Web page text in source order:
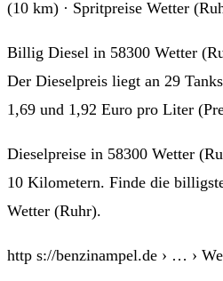
(10 km) · Spritpreise Wetter
Billig Diesel in 58300 Wetter
Der Dieselpreis liegt an 29
1,69 und 1,92 Euro pro Liter
Dieselpreise in 58300 Wetter
10 Kilometern. Finde die
Wetter (Ruhr).
http s://benzinampel.de › … ›